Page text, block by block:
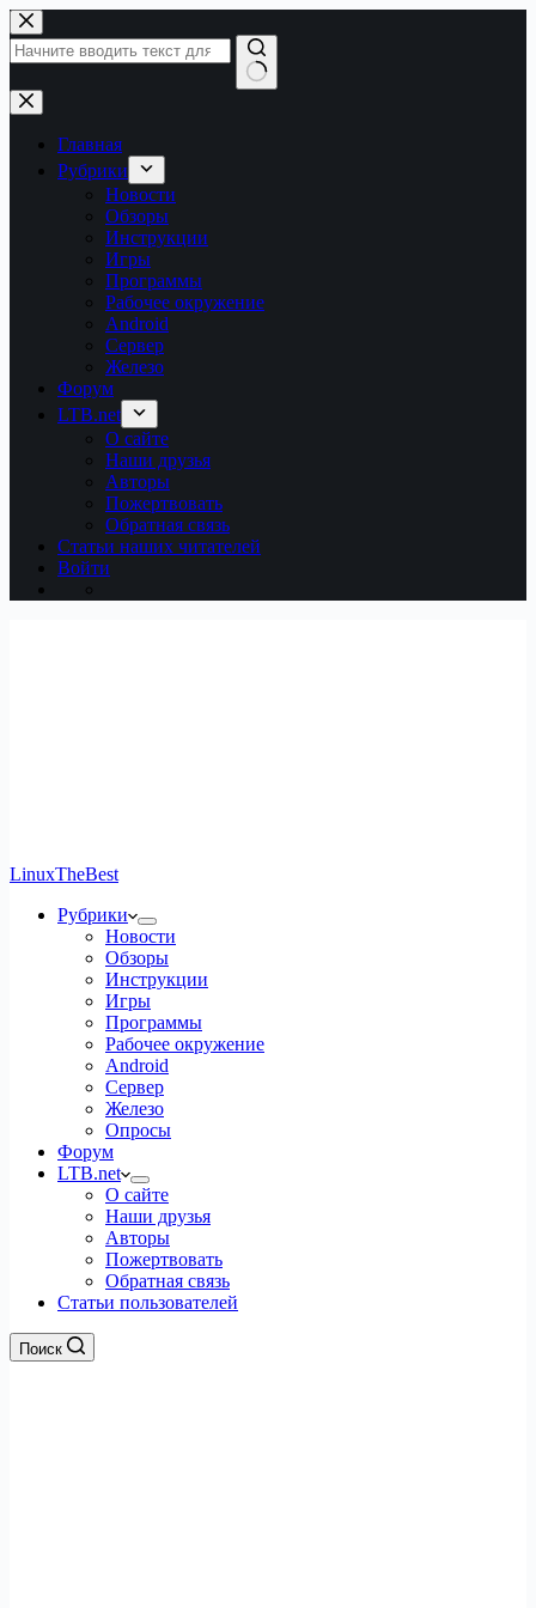
Перейти
к
сути
Ничего
не
найденоГлавная
Рубрики
Новости
Обзоры
Инструкции
Игры
Программы
Рабочее окружение
Android
Сервер
Железо
Форум
LTB.net
О сайте
Наши друзья
Авторы
Пожертвовать
Обратная связь
Статьи наших читателей
Войти
LinuxTheBest
Рубрики
Новости
Обзоры
Инструкции
Игры
Программы
Рабочее окружение
Android
Сервер
Железо
Опросы
Форум
LTB.net
О сайте
Наши друзья
Авторы
Пожертвовать
Обратная связь
Статьи пользователей
Поиск